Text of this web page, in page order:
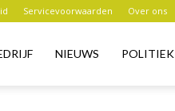
Servicevoorwaarden Over ons
NIEUWS POLITIEK